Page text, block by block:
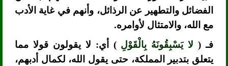
الفضائل والتطهير عن الرذائل، وأنهم في غاية الأدب
مع الله، والامتثال لأوامره.
فـ (لا يَسْبِقُونَهُ بِالْقَوْلِ) أي: لا يقولون قولا مما
يتعلق بتدبير المملكة، حتى يقول الله، لكمال أدبهم،